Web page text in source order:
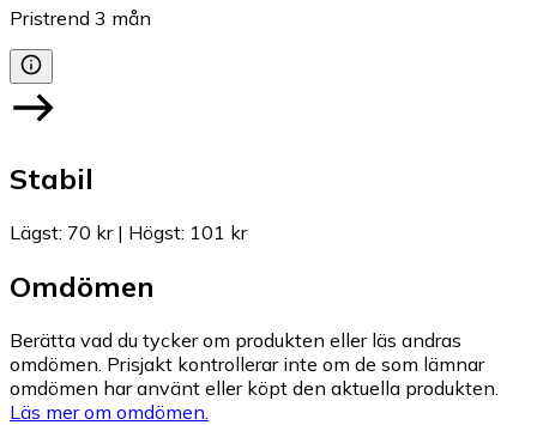
Pristrend 3 mån
Stabil
Lägst: 70 kr| Högst: 101 kr
Omdömen
Berätta vad du tycker om produkten eller läs andras
omdömen. Prisjakt kontrollerar inte om de som lämnar
omdömen har använt eller köpt den aktuella produkten.
Läs mer om omdömen.